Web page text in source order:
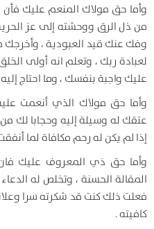
وأما حق مولاك المنعم عليك
من ذل الرق ووحشته إلى عز
وفك عنك قيد العبودية ،
لعبادة ربك ، وتعلم انه أولى
عليك واجبة بنفسك ، وما احتاج إليه
وأما حق مولاك الذي أنعمت
عتقك له وسيلة إليه وحجابا لك من
إذا لم يكن له رحم مكافاة لما
وأما حق ذي المعروف عليك
المقالة الحسنة ، وتخلص له
فعلت ذلك كنت قد شكرته سرا
كافيته .